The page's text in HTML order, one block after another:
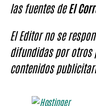
las fuentes deEl
El Editor no se
difundidas por otros
contenidos